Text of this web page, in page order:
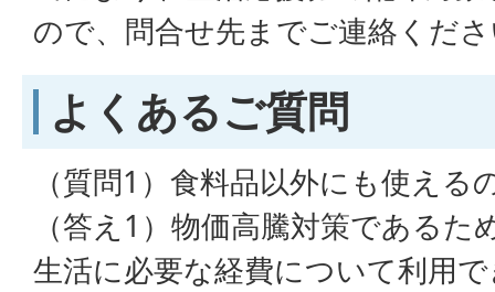
ので、問合せ先までご連絡くだ
よくあるご質問
（質問1）食料品以外にも使える
（答え1）物価高騰対策である
生活に必要な経費について利用